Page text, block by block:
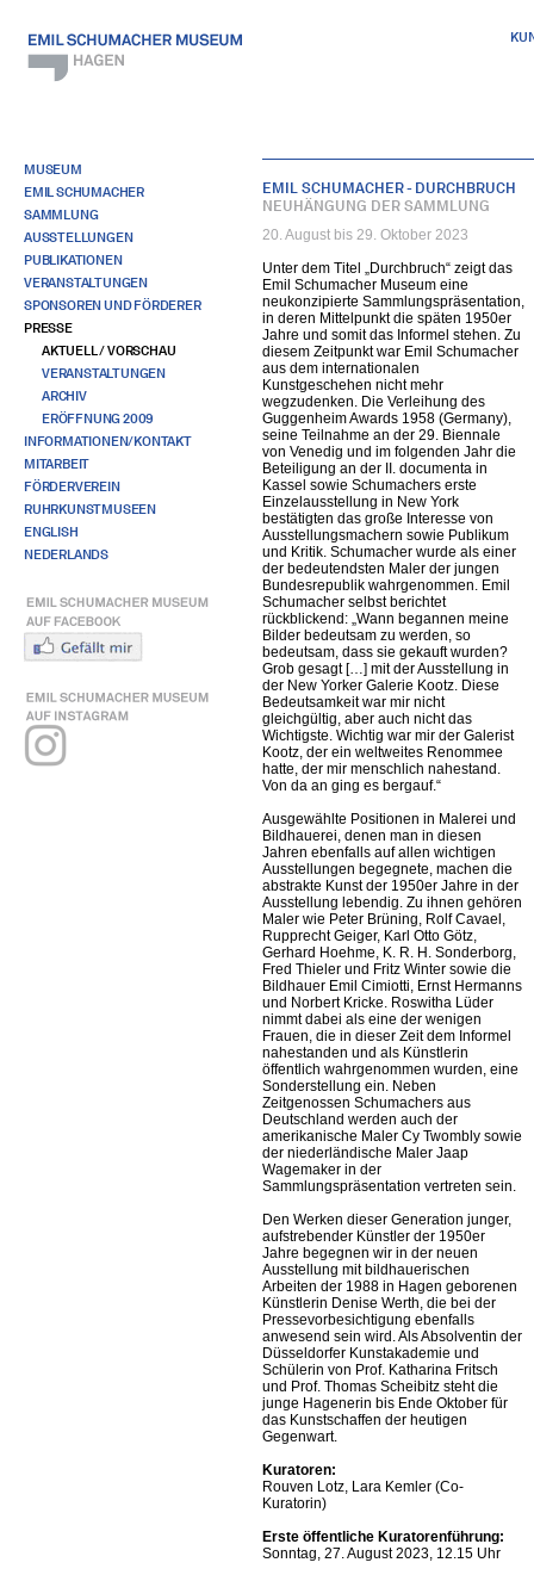
MUSEUM
EMIL SCHUMACHER
SAMMLUNG
AUSSTELLUNGEN
PUBLIKATIONEN
VERANSTALTUNGEN
SPONSOREN UND FÖRDERER
PRESSE
AKTUELL / VORSCHAU
VERANSTALTUNGEN
ARCHIV
ERÖFFNUNG 2009
INFORMATIONEN/KONTAKT
MITARBEIT
FÖRDERVEREIN
RUHRKUNSTMUSEEN
ENGLISH
NEDERLANDS
EMIL SCHUMACHER - DURCHBRUCH
NEUHÄNGUNG DER SAMMLUNG
20. August bis 29. Oktober 2023
Unter dem Titel „Durchbruch“ zeigt das
Emil Schumacher Museum eine
neukonzipierte Sammlungspräsentation,
in deren Mittelpunkt die späten 1950er
Jahre und somit das Informel stehen. Zu
diesem Zeitpunkt war Emil Schumacher
aus dem internationalen
Kunstgeschehen nicht mehr
wegzudenken. Die Verleihung des
Guggenheim Awards 1958 (Germany),
seine Teilnahme an der 29. Biennale
von Venedig und im folgenden Jahr die
Beteiligung an der II. documenta in
Kassel sowie Schumachers erste
Einzelausstellung in New York
bestätigten das große Interesse von
Ausstellungsmachern sowie Publikum
und Kritik. Schumacher wurde als einer
der bedeutendsten Maler der jungen
Bundesrepublik wahrgenommen. Emil
Schumacher selbst berichtet
rückblickend: „Wann begannen meine
Bilder bedeutsam zu werden, so
bedeutsam, dass sie gekauft wurden?
Grob gesagt […] mit der Ausstellung in
der New Yorker Galerie Kootz. Diese
Bedeutsamkeit war mir nicht
gleichgültig, aber auch nicht das
Wichtigste. Wichtig war mir der Galerist
Kootz, der ein weltweites Renommee
hatte, der mir menschlich nahestand.
Von da an ging es bergauf.“
Ausgewählte Positionen in Malerei und
Bildhauerei, denen man in diesen
Jahren ebenfalls auf allen wichtigen
Ausstellungen begegnete, machen die
abstrakte Kunst der 1950er Jahre in der
Ausstellung lebendig. Zu ihnen gehören
Maler wie Peter Brüning, Rolf Cavael,
Rupprecht Geiger, Karl Otto Götz,
Gerhard Hoehme, K. R. H. Sonderborg,
Fred Thieler und Fritz Winter sowie die
Bildhauer Emil Cimiotti, Ernst Hermanns
und Norbert Kricke. Roswitha Lüder
nimmt dabei als eine der wenigen
Frauen, die in dieser Zeit dem Informel
nahestanden und als Künstlerin
öffentlich wahrgenommen wurden, eine
Sonderstellung ein. Neben
Zeitgenossen Schumachers aus
Deutschland werden auch der
amerikanische Maler Cy Twombly sowie
der niederländische Maler Jaap
Wagemaker in der
Sammlungspräsentation vertreten sein.
Den Werken dieser Generation junger,
aufstrebender Künstler der 1950er
Jahre begegnen wir in der neuen
Ausstellung mit bildhauerischen
Arbeiten der 1988 in Hagen geborenen
Künstlerin Denise Werth, die bei der
Pressevorbesichtigung ebenfalls
anwesend sein wird. Als Absolventin der
Düsseldorfer Kunstakademie und
Schülerin von Prof. Katharina Fritsch
und Prof. Thomas Scheibitz steht die
junge Hagenerin bis Ende Oktober für
das Kunstschaffen der heutigen
Gegenwart.
Kuratoren:
Rouven Lotz, Lara Kemler (Co-
Kuratorin)
Erste öffentliche Kuratorenführung:
Sonntag, 27. August 2023, 12.15 Uhr